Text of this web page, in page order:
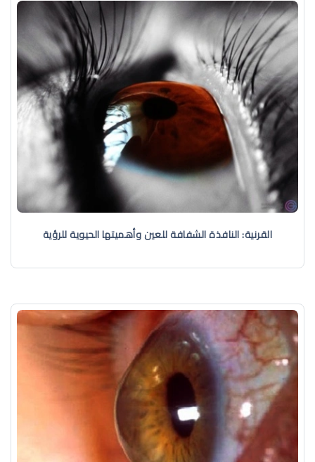
القرنية: النافذة الشفافة للعين وأهميتها الحيوية للرؤية